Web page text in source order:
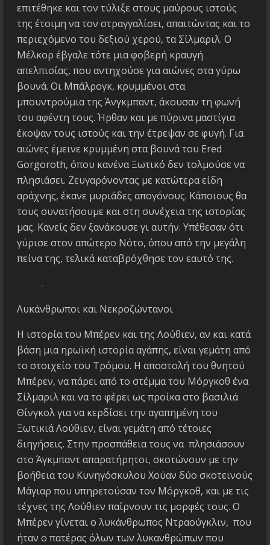
επιτέθηκε και τον τύλιξε στους μαύρους ιστούς
της έτοιμη να τον στραγγαλίσει, απαιτώντας και το
περιεχόμενο του δεξιού χερού, τα Σίλμαριλ. Ο
Μέλκορ έβγαλε τότε μια φοβερή κραυγή
απελπισίας, που αντηχούσε για αιώνες στα γύρω
βουνά. Οι Μπάλρογκ, κρυμμένοι στα
μπουντρούμια της Άνγκμπαντ, άκουσαν τη φωνή
του αφέντη τους. Ήρθαν και με πύρινα μαστίγια
έκοψαν τους ιστούς και την έτρεψαν σε φυγή. Για
αιώνες έμεινε κρυμμένη στα βουνά του Ered
Gorgoroth, όπου κανένα Ξωτικό δεν τολμούσε να
πλησιάσει. Ζευγαρόνοντας με κατώτερα είδη
αράχνης, έκανε μυριάδες απογόνους. Κάποιους θα
τους συνατήσουμε και στη συνέχεια της ιστορίας
μας. Κανείς δεν ξανάκουσε γι αυτήν. Υπέθεσαν ότι
γύρισε στον απώτερο Νότο, όπου από την μεγάλη
πείνα της, τελικά καταβρόχθησε τον εαυτό της.
Λυκάνθρωποι και Νεκροζώντανοι
Η ιστορία του Μπέρεν και της Λούθιεν, αν και κατά
βάση μια ηρωϊκή ιστορία αγάπης, είναι γεμάτη από
το στοιχείο του Τρόμου. Η αποστολή του θνητού
Μπέρεν, να πάρει από το στέμμα του Μόργκοθ ένα
Σίλμαριλ και να το φέρει ως προίκα στο βασιλιά
Θίνγκολ για να κερδίσει την αγαπημένη του
Ξωτικιά Λούθιεν, είναι γεμάτη από τέτοιες
διηγήσεις. Στην προσπάθεια τους να πλησιάσουν
στο Άγκμπαντ απαρατήρητοι, σκοτώνουν με την
βοήθεια του Κυνηγόσκυλου Χούαν δύο σκοτεινούς
Μάγιαρ που υπηρετούσαν τον Μόργκοθ, και με τις
τέχνες της Λούθιεν παίρνουν τις μορφές τους. Ο
Μπέρεν γίνεται ο λυκάνθρωπος Ντραούγκλιν, που
ήταν ο πατέρας όλων των λυκανθρώπων που